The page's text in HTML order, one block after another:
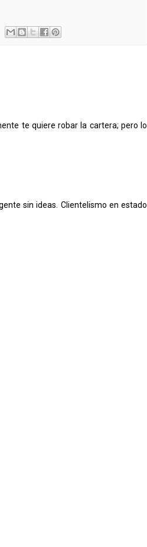
te quiere robar la cartera; pero lo
sin ideas. Clientelismo en estado